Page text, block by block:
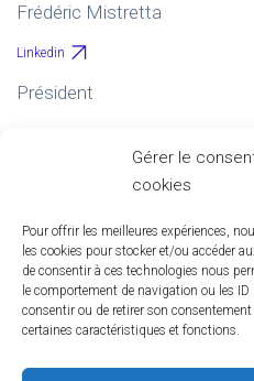
Gérer le
cookies
Pour offrir les meilleures expériences,
les cookies pour stocker et/ou accéder
de consentir à ces technologies nous
le comportement de navigation ou les
consentir ou de retirer son
certaines caractéristiques et fonctions.
Frédéric Mistretta
Linkedin
Président